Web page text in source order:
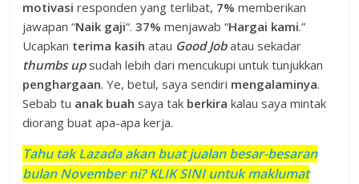
motivasiresponden yang terlibat, 7% memberikan
jawapan “Naik gaji“.37% menjawab “Hargai kami.”
Ucapkan terima kasih atau Good Jobatau sekadar
thumbs upsudah lebih dari mencukupi untuk tunjukkan
penghargaan. Ye, betul, saya sendiri mengalaminya.
Sebab tu anak buahsaya tak berkirakalau saya mintak
diorang buat apa-apa kerja.
Tahu tak Lazada akan buat jualan besar-besaran
bulan November ni? KLIK SINI untuk maklumat